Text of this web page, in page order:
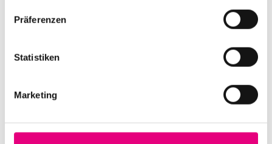
Präferenzen
Statistiken
Marketing